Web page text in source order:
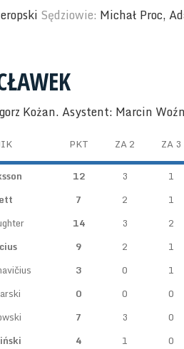
Sędziowie: Michał Proc,
Kożan. Asystent: Marcin
PKT ZA 2 ZA 3
12 3
1
7 2
1
14 3
2
9 2
1
3 0
1
0 0
0
7 3
0
4 1
0